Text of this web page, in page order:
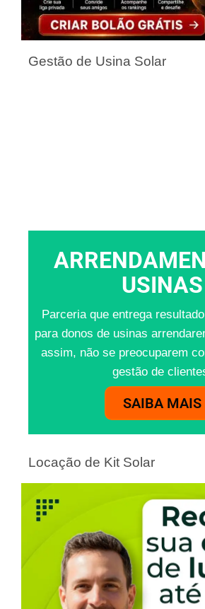
Gestão de Usina Solar
USINAS
Parceria que entrega
para donos de usinas
assim, não se preocuparem
gestão de
SAIBA MAIS
Locação de Kit Solar